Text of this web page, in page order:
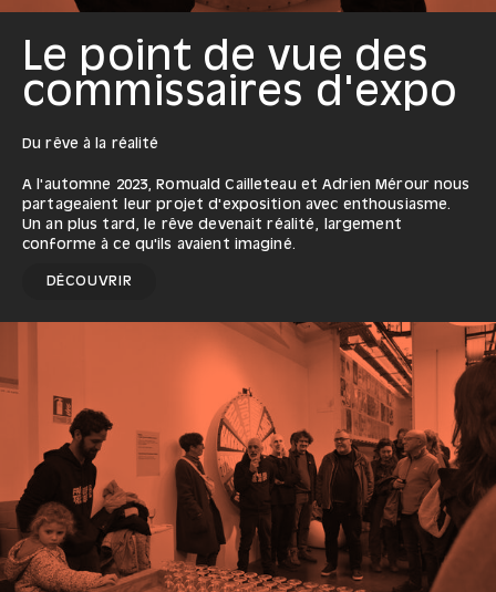
Le point de vue des
commissaires d'expo
Du rêve à la réalité
A l'automne 2023, Romuald Cailleteau et Adrien Mérour nous
partageaient leur projet d'exposition avec enthousiasme.
Un an plus tard, le rêve devenait réalité, largement
conforme à ce qu'ils avaient imaginé.
DÉCOUVRIR